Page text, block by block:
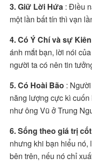
3. Giữ Lời Hứa : Điều
một lần bất tín thì vạn
4. Có Ý Chí và sự
ánh mắt bạn, lời nói
người ta có nên tin
5. Có Hoài Bão :
năng lượng cực kì
như ông Vũ ở Trung
6. Sống theo giá trị
nhưng khi bạn hiểu nó,
bên trên, nếu nó chỉ